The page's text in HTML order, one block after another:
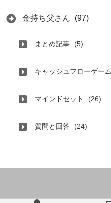
金持ち父さん (97)
まとめ記事 (5)
キャッシュフローゲーム
マインドセット (26)
質問と回答 (24)